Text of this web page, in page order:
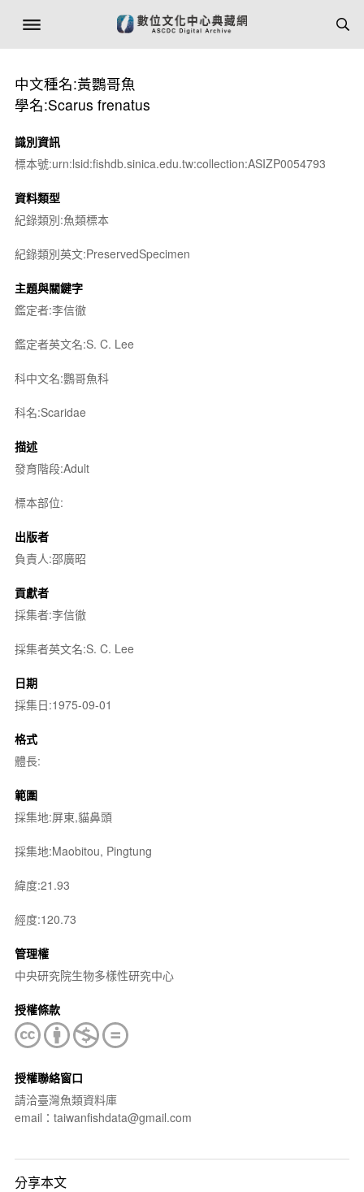
中文種名:黃鸚哥魚
學名:Scarus frenatus
識別資訊
標本號:urn:lsid:fishdb.sinica.edu.tw:collection:ASIZP0054793
資料類型
紀錄類別:魚類標本
紀錄類別英文:PreservedSpecimen
主題與關鍵字
鑑定者:李信徹
鑑定者英文名:S. C. Lee
科中文名:鸚哥魚科
科名:Scaridae
描述
發育階段:Adult
標本部位:
出版者
負責人:邵廣昭
貢獻者
採集者:李信徹
採集者英文名:S. C. Lee
日期
採集日:1975-09-01
格式
體長:
範圍
採集地:屏東,貓鼻頭
採集地:Maobitou, Pingtung
緯度:21.93
經度:120.73
管理權
中央研究院生物多樣性研究中心
授權條款
授權聯絡窗口
請洽臺灣魚類資料庫
email：taiwanfishdata@gmail.com
分享本文